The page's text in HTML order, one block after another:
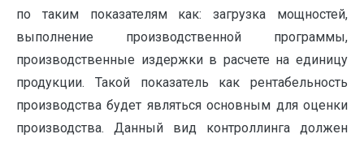
по таким показателям как: загрузка мощностей,
выполнение производственной программы,
производственные издержки в расчете на единицу
продукции. Такой показатель как рентабельность
производства будет являться основным для оценки
производства. Данный вид контроллинга должен